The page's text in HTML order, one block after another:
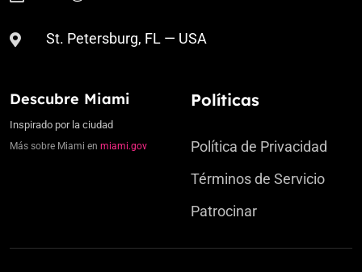
St. Petersburg, FL — USA
Descubre Miami
Inspirado por la ciudad
Más sobre Miami en miami.gov
Políticas
Política de Privacidad
Términos de Servicio
Patrocinar